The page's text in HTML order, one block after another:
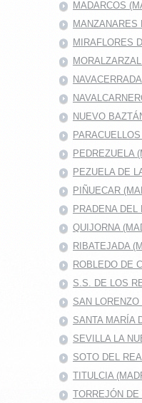
MADARCOS
MANZANARES
MIRAFLORES
NUEVO
PEDREZUELA
PEZUELA DE
PIÑUECAR
PRADENA DEL
QUIJORNA
RIBATEJADA
ROBLEDO DE
S.S. DE LOS
SAN LORENZO
SANTA MARÍA
SEVILLA LA
SOTO DEL
TITULCIA
TORREJÓN